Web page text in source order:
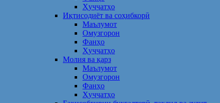
Ҳуҷҷатҳо
Иқтисодиёт ва соҳибкорӣ
Маълумот
Омузгорон
Фанҳо
Ҳуҷҷатҳо
Молия ва қарз
Маълумот
Омузгорон
Фанҳо
Ҳуҷҷатҳо